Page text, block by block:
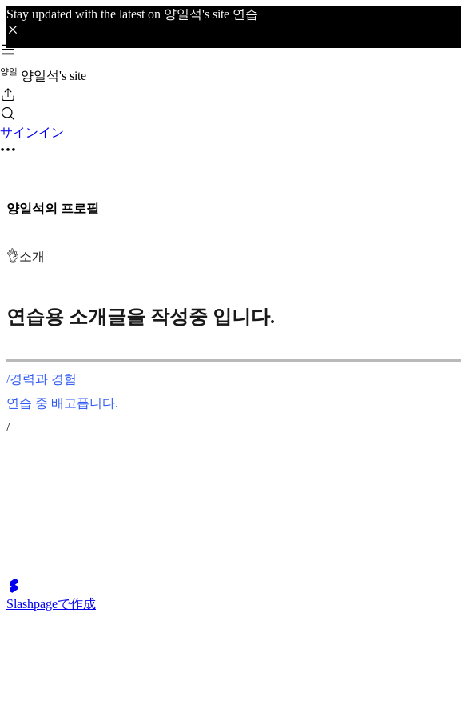
Stay updated with the latest on 양일석's site 연습
양일 양일석's site
サインイン
양일석의 프로필
👌소개
연습용 소개글을 작성중 입니다.
/경력과 경험
연습 중 배고픕니다.
/
Slashpageで作成